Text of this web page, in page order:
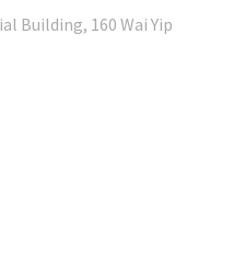
Building, 160 Wai Yip